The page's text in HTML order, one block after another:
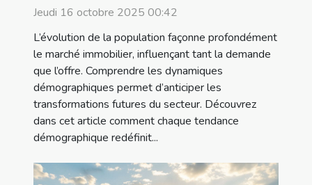
elles le marché immobilier ?
Jeudi 16 octobre 2025 00:42
L’évolution de la population façonne profondément
le marché immobilier, influençant tant la demande
que l’offre. Comprendre les dynamiques
démographiques permet d’anticiper les
transformations futures du secteur. Découvrez
dans cet article comment chaque tendance
démographique redéfinit...